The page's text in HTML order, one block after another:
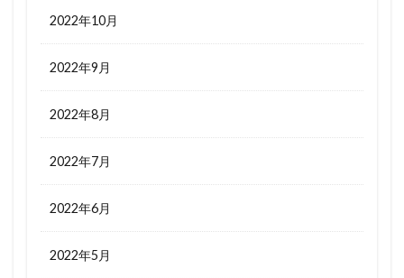
2022年10月
2022年9月
2022年8月
2022年7月
2022年6月
2022年5月